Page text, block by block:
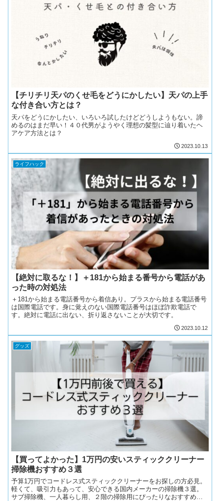
【チリチリ天パのくせ毛をどうにかしたい】天パの上手
な付き合い方とは？
天パをどうにかしたい、いろいろ試したけどどうしようもない。諦
めるのはまだ早い！４０代男がようやく理想の髪型に辿り着いたヘ
アケア方法とは？
2023.10.13
ライフハック
【絶対に取るな！】＋181から始まる番号から電話があ
った時の対処法
＋181から始まる電話番号から着信あり。プラスから始まる電話番号
は国際電話です。身に覚えのない国際電話番号はほぼ詐欺電話で
す。絶対に電話に出ない、折り返さないことが大切です。
2023.10.12
グッズ
【買ってよかった】1万円の安いスティッククリーナー
掃除機おすすめ３選
予算1万円でコードレス式スティッククリーナーをお探しの方必見。
軽くて、吸引力もあって、安心できる国内メーカーの掃除機３選。
サブ掃除機、一人暮らし用、２階の掃除用にぴったりなおすすめス